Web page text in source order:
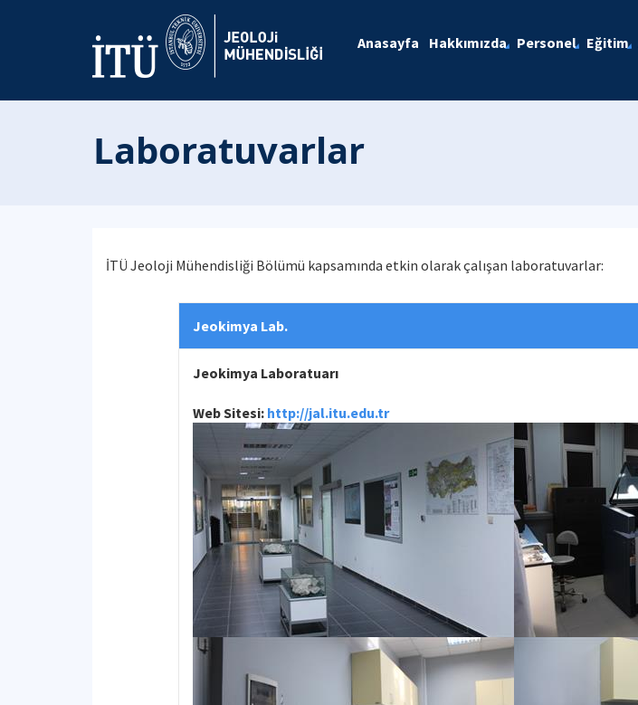
Anasayfa Hakkımızda Personel Eğitim
Laboratuvarlar
İTÜ Jeoloji Mühendisliği Bölümü kapsamında etkin olarak çalışan laboratuvarlar:
Jeokimya Lab.
Jeokimya Laboratuarı
Web Sitesi: http://jal.itu.edu.tr